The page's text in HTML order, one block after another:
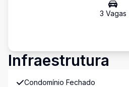
3 Vagas
Infraestrutura
Condomínio Fechado